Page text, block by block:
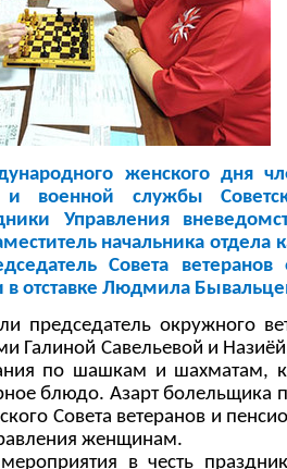
женского дня
и военной службы
Управления
начальника отдела
Совета
отставке Людмила
председатель окружного
Галиной Савельевой и
по шашкам и шахматам,
блюдо. Азарт болельщика
Совета ветеранов и
женщинам.
в честь